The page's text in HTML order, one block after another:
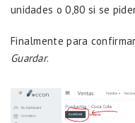
unidades o 0,80 si se
Finalmente para
Guardar.